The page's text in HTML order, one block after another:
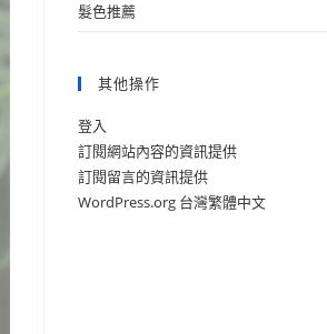
髮色推薦
其他操作
登入
訂閱網站內容的資訊提供
訂閱留言的資訊提供
WordPress.org 台灣繁體中文